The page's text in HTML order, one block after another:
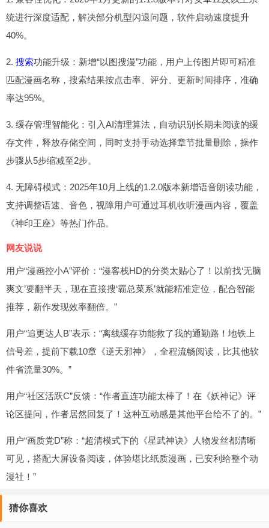
统进行深度适配，解决部分机型闪退问题，软件启动速度提升
40%。
2. 搜索功能升级：新增“以图搜漫”功能，用户上传图片即可精准
匹配漫画名称，搜索结果按点击率、评分、更新时间排序，准确
率达95%。
3. 缓存管理智能化：引入AI清理算法，自动识别长期未阅读的缓
存文件，释放存储空间，同时支持手动选择章节批量删除，操作
步骤从5步缩减至2步。
4. 无障碍模式：2025年10月上线的1.2.0版本新增语音朗读功能，
支持调整语速、音色，视障用户可通过耳机收听漫画内容，覆盖
《神印王座》等热门作品。
网友说说
用户“漫画控小A”评价：“漫客栈HD的分类太贴心了！以前找‘无脑
爽文’要翻半天，现在直接搜‘霸总菜系’就能精准定位，配合智能
推荐，新作发现效率翻倍。”
用户“追更达人B”表示：“离线缓存功能救了我的通勤路！地铁上
信号差，提前下载10章《逆天邪神》，全程流畅阅读，比其他软
件省流量30%。”
用户“社区活跃C”反馈：“作者直连功能太棒了！在《妖神记》评
论区提问，作者居然回复了！这种互动感是其他平台给不了的。”
用户“画质党D”称：“超清模式下的《星武神诀》人物发丝都清晰
可见，搭配大屏设备阅读，体验堪比纸质漫画，已安利给整个动
漫社！”
猜你喜欢